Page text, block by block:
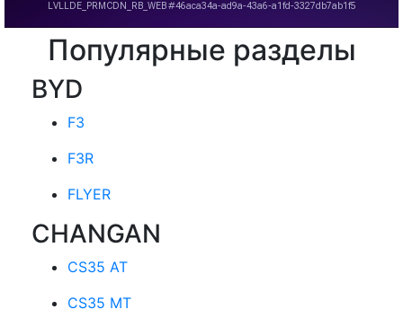
Популярные разделы
BYD
F3
F3R
FLYER
CHANGAN
CS35 AT
CS35 MT